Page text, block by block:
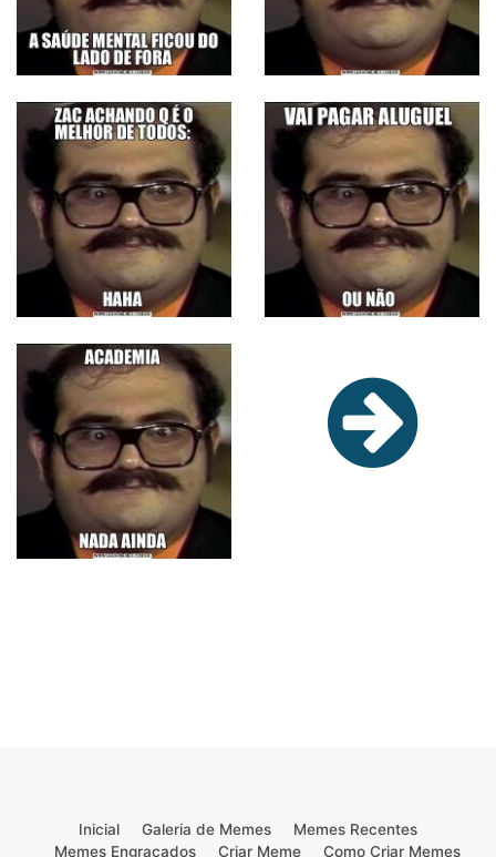
Inicial Galeria de Memes
Memes Recentes
Memes Engraçados
Criar Meme Como Criar Memes